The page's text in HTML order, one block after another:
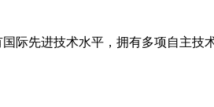
际先进技术水平，拥有多项自主